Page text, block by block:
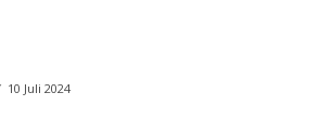
10 Juli 2024